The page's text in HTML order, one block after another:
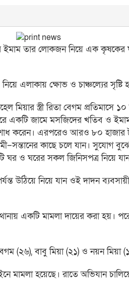
ইমাম তার লোকজন নিয়ে এক কৃষকের
এলাকায় ক্ষোভ ও চাঞ্চল্যের সৃষ্টি
মিয়ার স্ত্রী রিতা বেগম প্রতিমাসে
একটি জামে মসজিদের খতিব ও
করেন। এরপরেও আরও ৮০ হাজার
কাছে চলে যান। সুযোগ
ঘর ও ঘরের সকল জিনিসপত্র নিয়ে
উঠিয়ে নিয়ে যান ওই দাদন
একটি মামলা দায়ের করা হয়।
(২৬), বাবু মিয়া (২১) ও নয়ন মিয়া
মামলা হয়েছে। রাতে অভিযান